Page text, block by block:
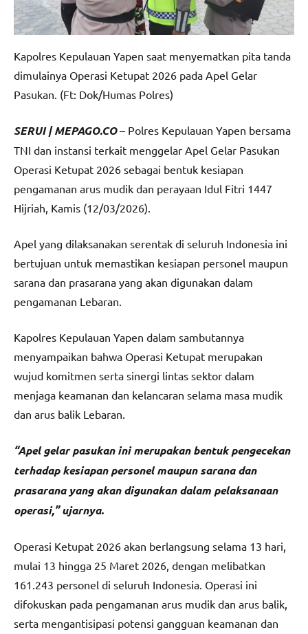
Kapolres Kepulauan Yapen saat menyematkan pita tanda
dimulainya Operasi Ketupat 2026 pada Apel Gelar
Pasukan. (Ft: Dok/Humas Polres)
SERUI | MEPAGO.CO– Polres Kepulauan Yapen bersama
TNI dan instansi terkait menggelar Apel Gelar Pasukan
Operasi Ketupat 2026 sebagai bentuk kesiapan
pengamanan arus mudik dan perayaan Idul Fitri 1447
Hijriah, Kamis (12/03/2026).
Apel yang dilaksanakan serentak di seluruh Indonesia ini
bertujuan untuk memastikan kesiapan personel maupun
sarana dan prasarana yang akan digunakan dalam
pengamanan Lebaran.
Kapolres Kepulauan Yapen dalam sambutannya
menyampaikan bahwa Operasi Ketupat merupakan
wujud komitmen serta sinergi lintas sektor dalam
menjaga keamanan dan kelancaran selama masa mudik
dan arus balik Lebaran.
“Apel gelar pasukan ini merupakan bentuk pengecekan
terhadap kesiapan personel maupun sarana dan
prasarana yang akan digunakan dalam pelaksanaan
operasi,” ujarnya.
Operasi Ketupat 2026 akan berlangsung selama 13 hari,
mulai 13 hingga 25 Maret 2026, dengan melibatkan
161.243 personel di seluruh Indonesia. Operasi ini
difokuskan pada pengamanan arus mudik dan arus balik,
serta mengantisipasi potensi gangguan keamanan dan